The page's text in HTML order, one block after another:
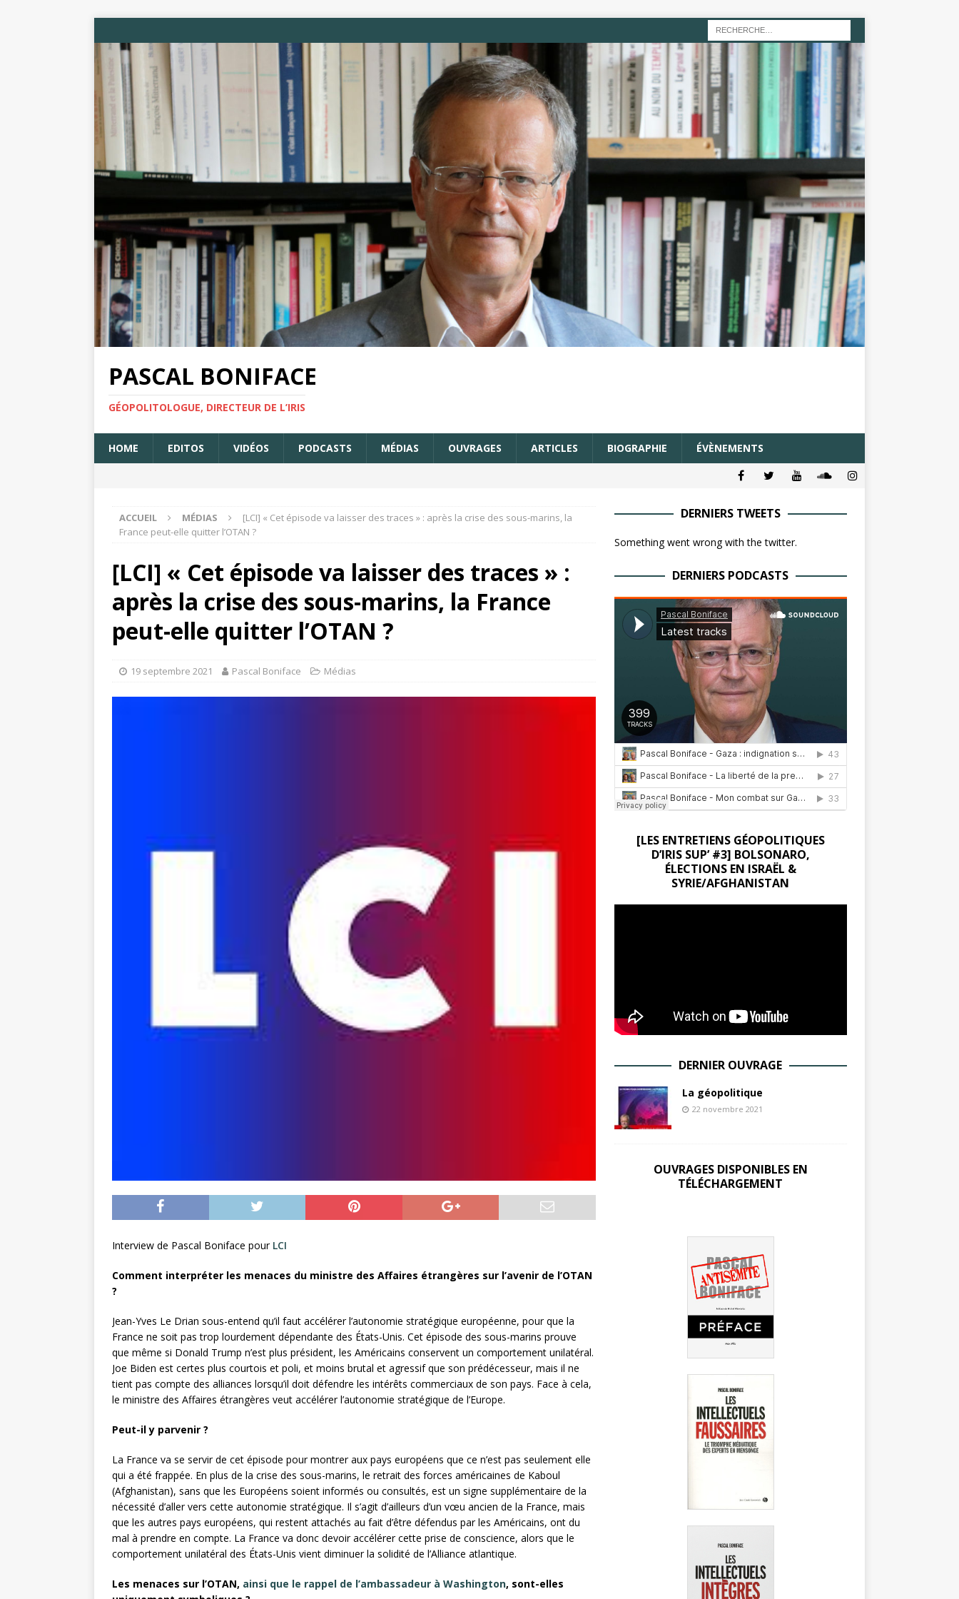
PASCAL BONIFACE
GÉOPOLITOLOGUE, DIRECTEUR DE L’IRIS
HOME EDITOS VIDÉOS PODCASTS MÉDIAS OUVRAGES ARTICLES BIOGRAPHIE ÉVÈNEMENTS
ACCUEIL MÉDIAS
[LCI] « Cet épisode va laisser des traces » : après la crise des sous-marins, la
France peut-elle quitter l’OTAN ?
[LCI] « Cet épisode va laisser des traces » :
après la crise des sous-marins, la France
peut-elle quitter l’OTAN ?
19 septembre 2021 Pascal Boniface Médias
Interview de Pascal Boniface pour LCI
Comment interpréter les menaces du ministre des Affaires étrangères sur l’avenir de l’OTAN
?
Jean-Yves Le Drian sous-entend qu’il faut accélérer l’autonomie stratégique européenne, pour que la
France ne soit pas trop lourdement dépendante des États-Unis. Cet épisode des sous-marins prouve
que même si Donald Trump n’est plus président, les Américains conservent un comportement unilatéral.
Joe Biden est certes plus courtois et poli, et moins brutal et agressif que son prédécesseur, mais il ne
tient pas compte des alliances lorsqu’il doit défendre les intérêts commerciaux de son pays. Face à cela,
le ministre des Affaires étrangères veut accélérer l’autonomie stratégique de l’Europe.
Peut-il y parvenir ?
La France va se servir de cet épisode pour montrer aux pays européens que ce n’est pas seulement elle
qui a été frappée. En plus de la crise des sous-marins, le retrait des forces américaines de Kaboul
(Afghanistan), sans que les Européens soient informés ou consultés, est un signe supplémentaire de la
nécessité d’aller vers cette autonomie stratégique. Il s’agit d’ailleurs d’un vœu ancien de la France, mais
que les autres pays européens, qui restent attachés au fait d’être défendus par les Américains, ont du
mal à prendre en compte. La France va donc devoir accélérer cette prise de conscience, alors que le
comportement unilatéral des États-Unis vient diminuer la solidité de l’Alliance atlantique.
Les menaces sur l’OTAN, ainsi que le rappel de l’ambassadeur à Washington, sont-elles
DERNIERS TWEETS
Something went wrong with the twitter.
DERNIERS PODCASTS
[LES ENTRETIENS GÉOPOLITIQUES
D’IRIS SUP’ #3] BOLSONARO,
ÉLECTIONS EN ISRAËL &
SYRIE/AFGHANISTAN
DERNIER OUVRAGE
La géopolitique
22 novembre 2021
OUVRAGES DISPONIBLES EN
TÉLÉCHARGEMENT